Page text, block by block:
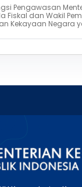
Pengawasan
Fiskal dan Wakil
Kekayaan Negara